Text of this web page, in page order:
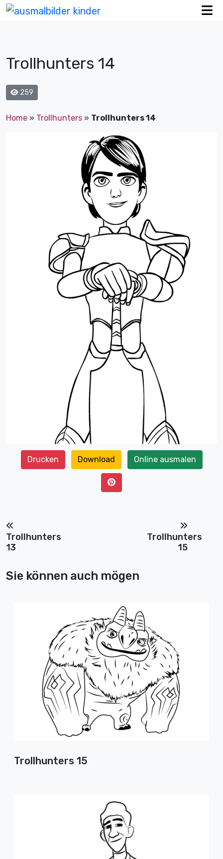
Trollhunters 14
259
Home » Trollhunters » Trollhunters 14
Drucken Download Online ausmalen
Trollhunters
13
Trollhunters
15
Sie können auch mögen
Trollhunters 15